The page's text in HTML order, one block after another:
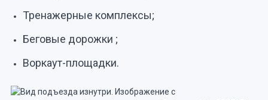
Тренажерные комплексы;
Беговые дорожки ;
Воркаут-площадки.